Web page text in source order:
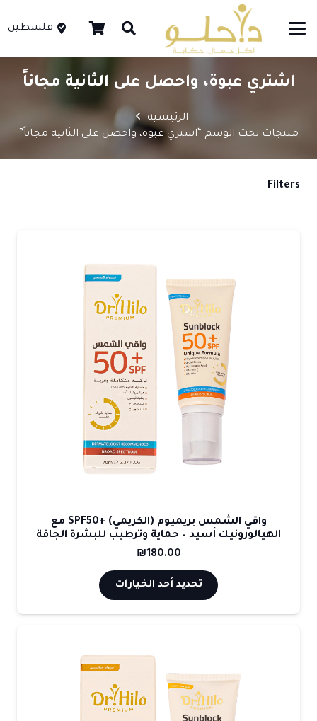
فلسطين
اشتري عبوة، واحصل على الثانية مجاناً
الرئيسية
منتجات تحت الوسم “اشتري عبوة، واحصل على الثانية مجاناً”
Filters
واقي الشمس بريميوم (الكريمي) +SPF50 مع
الهيالورونيك أسيد – حماية وترطيب للبشرة الجافة
₪180.00
تحديد أحد الخيارات
هناك
المختلفة
المنتج.